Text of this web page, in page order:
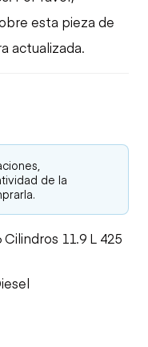
esta pieza de
actualizada.
de la
11.9 L 425